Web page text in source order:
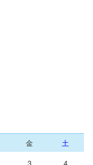
金
土
3 4